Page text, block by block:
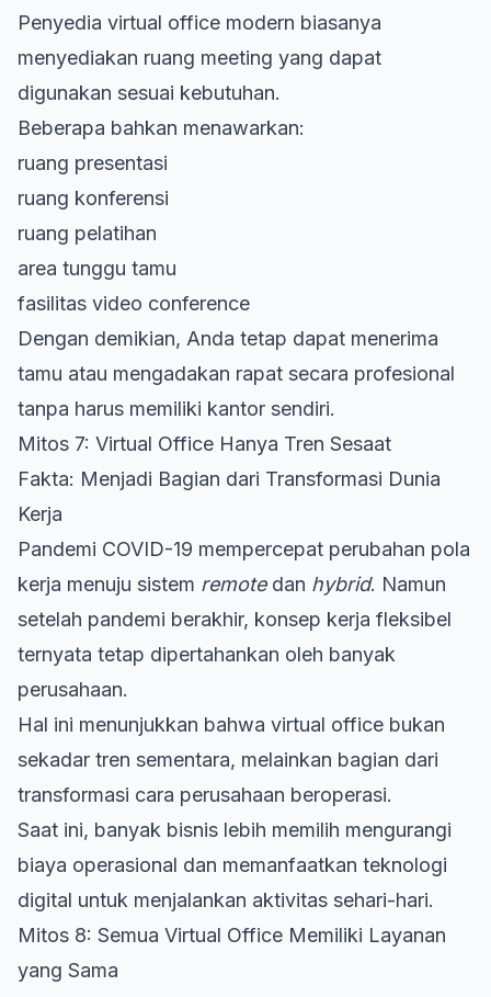
Penyedia virtual office modern biasanya
menyediakan ruang meeting yang dapat
digunakan sesuai kebutuhan.
Beberapa bahkan menawarkan:
ruang presentasi
ruang konferensi
ruang pelatihan
area tunggu tamu
fasilitas video conference
Dengan demikian, Anda tetap dapat menerima
tamu atau mengadakan rapat secara profesional
tanpa harus memiliki kantor sendiri.
Mitos 7: Virtual Office Hanya Tren Sesaat
Fakta: Menjadi Bagian dari Transformasi Dunia
Kerja
Pandemi COVID-19 mempercepat perubahan pola
kerja menuju sistem remotedan hybrid. Namun
setelah pandemi berakhir, konsep kerja fleksibel
ternyata tetap dipertahankan oleh banyak
perusahaan.
Hal ini menunjukkan bahwa virtual office bukan
sekadar tren sementara, melainkan bagian dari
transformasi cara perusahaan beroperasi.
Saat ini, banyak bisnis lebih memilih mengurangi
biaya operasional dan memanfaatkan teknologi
digital untuk menjalankan aktivitas sehari-hari.
Mitos 8: Semua Virtual Office Memiliki Layanan
yang Sama